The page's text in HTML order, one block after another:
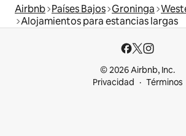
Airbnb Países Bajos Groninga
Alojamientos para estancias largas
© 2026 Airbnb, Inc.
Privacidad
Términos